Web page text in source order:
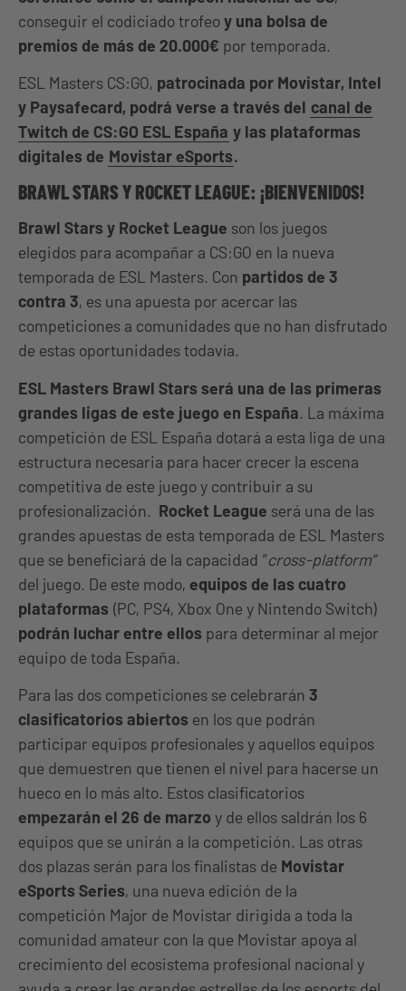
conseguir el codiciado trofeoy una bolsa de
premios de más de 20.000€ por temporada.
ESL Masters CS:GO, patrocinada por Movistar, Intel
y Paysafecard, podrá verse a través del canal de
Twitch de CS:GO ESL España y las plataformas
digitales de Movistar eSports.
BRAWL STARS Y ROCKET LEAGUE: ¡BIENVENIDOS!
Brawl Stars y Rocket League son los juegos
elegidos para acompañar a CS:GO en la nueva
temporada de ESL Masters. Con partidos de 3
contra 3, es una apuesta por acercar las
competiciones a comunidades que no han disfrutado
de estas oportunidades todavía.
ESL Masters Brawl Stars será una de las primeras
grandes ligas de este juego en España. La máxima
competición de ESL España dotará a esta liga de una
estructura necesaria para hacer crecer la escena
competitiva de este juego y contribuir a su
profesionalización. Rocket League será una de las
grandes apuestas de esta temporada de ESL Masters
que se beneficiará de la capacidad “cross-platform”
del juego. De este modo, equipos de las cuatro
plataformas (PC, PS4, Xbox One y Nintendo Switch)
podrán luchar entre ellos para determinar al mejor
equipo de toda España.
Para las dos competiciones se celebrarán 3
clasificatorios abiertos en los que podrán
participar equipos profesionales y aquellos equipos
que demuestren que tienen el nivel para hacerse un
hueco en lo más alto. Estos clasificatorios
empezarán el 26 de marzo y de ellos saldrán los 6
equipos que se unirán a la competición. Las otras
dos plazas serán para los finalistas de Movistar
eSports Series, una nueva edición de la
competición Major de Movistar dirigida a toda la
comunidad amateur con la que Movistar apoya al
crecimiento del ecosistema profesional nacional y